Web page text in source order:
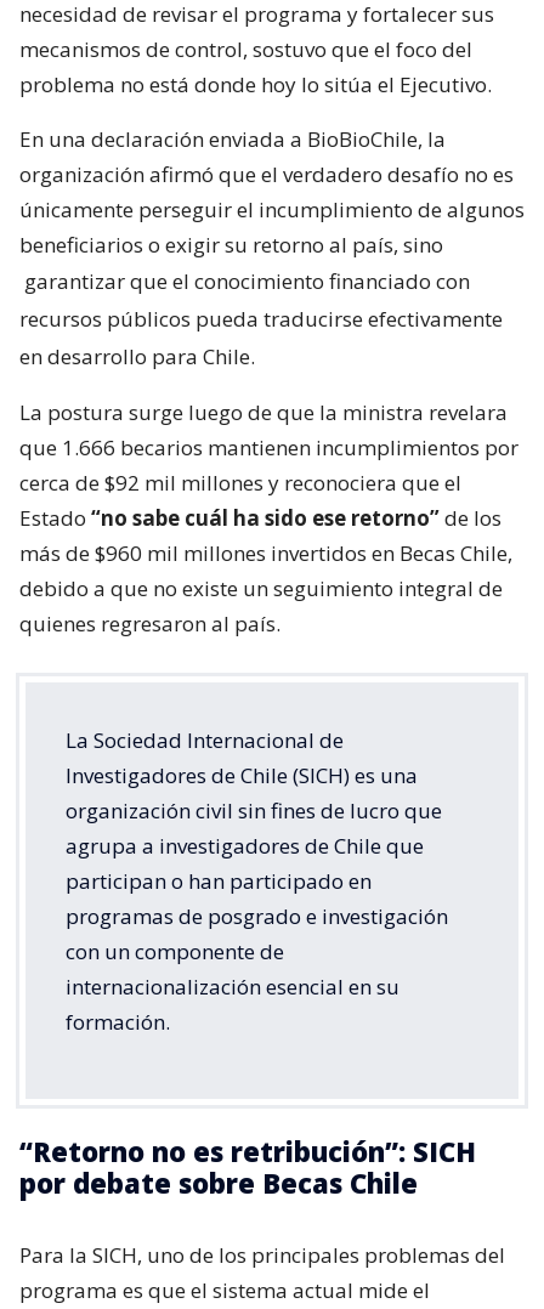
necesidad de revisar el programa y fortalecer sus
mecanismos de control, sostuvo que el foco del
problema no está donde hoy lo sitúa el Ejecutivo.
En una declaración enviada a BioBioChile, la
organización afirmó que el verdadero desafío no es
únicamente perseguir el incumplimiento de algunos
beneficiarios o exigir su retorno al país, sino
garantizar que el conocimiento financiado con
recursos públicos pueda traducirse efectivamente
en desarrollo para Chile.
La postura surge luego de que la ministra revelara
que 1.666 becarios mantienen incumplimientos por
cerca de $92 mil millones y reconociera que el
Estado “no sabe cuál ha sido ese retorno”de los
más de $960 mil millones invertidos en Becas Chile,
debido a que no existe un seguimiento integral de
quienes regresaron al país.
La Sociedad Internacional de
Investigadores de Chile (SICH) es una
organización civil sin fines de lucro que
agrupa a investigadores de Chile que
participan o han participado en
programas de posgrado e investigación
con un componente de
internacionalización esencial en su
formación.
“Retorno no es retribución”: SICH
por debate sobre Becas Chile
Para la SICH, uno de los principales problemas del
programa es que el sistema actual mide el